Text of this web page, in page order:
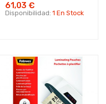
61,03 €
Disponibilidad: 1 En Stock